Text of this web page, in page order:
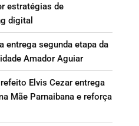
estratégias de
digital
entrega segunda etapa da
Amador Aguiar
Elvis Cezar entrega
Mãe Parnaibana e reforça